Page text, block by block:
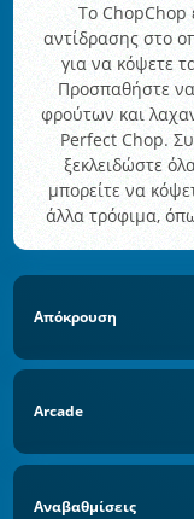
Το ChopChop
αντίδρασης στο
για να κόψετε
Προσπαθήστε
φρούτων και
Perfect Chop.
ξεκλειδώστε
μπορείτε να
άλλα τρόφιμα,
Απόκρουση
Arcade
Αναβαθμίσεις